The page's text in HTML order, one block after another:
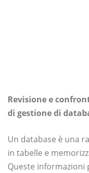
Revisione e
di gestione di
Un database è una
in tabelle e
Queste informazioni